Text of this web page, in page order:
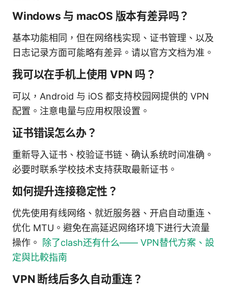
Windows 与 macOS 版本有差异吗？
基本功能相同，但在网络栈实现、证书管理、以及
日志记录方面可能略有差异。请以官方文档为准。
我可以在手机上使用 VPN 吗？
可以，Android 与 iOS 都支持校园网提供的 VPN
配置。注意电量与应用权限设置。
证书错误怎么办？
重新导入证书、校验证书链、确认系统时间准确。
必要时联系学校技术支持获取最新证书。
如何提升连接稳定性？
优先使用有线网络、就近服务器、开启自动重连、
优化 MTU。避免在高延迟网络环境下进行大流量
操作。 除了clash还有什么—— VPN替代方案、設
定與比較指南
VPN 断线后多久自动重连？